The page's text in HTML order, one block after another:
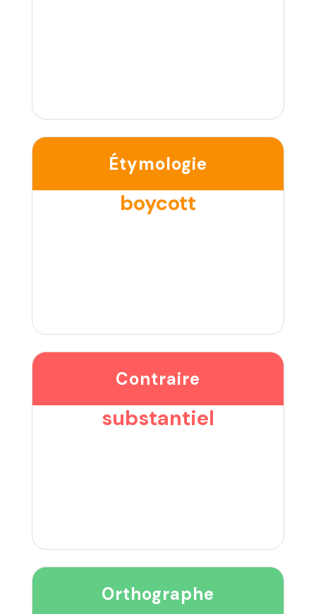
Étymologie
boycott
Contraire
substantiel
Orthographe